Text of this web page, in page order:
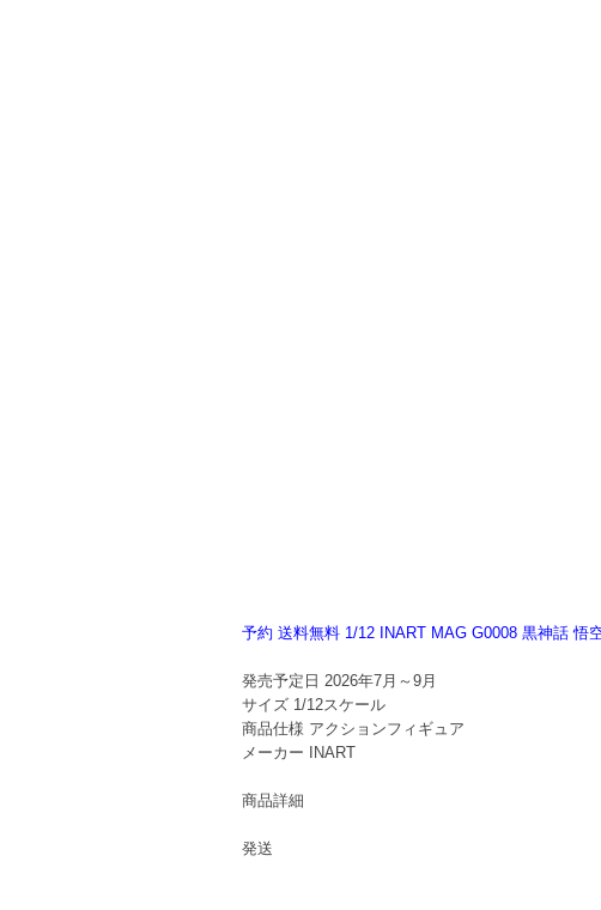
予約 送料無料 1/12 INART MAG G0008 黒神話 悟
発売予定日 2026年7月～9月
サイズ 1/12スケール
商品仕様 アクションフィギュア
メーカー INART
商品詳細
発送